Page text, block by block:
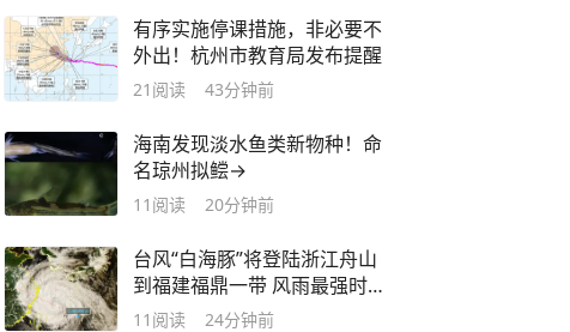
有序实施停课措施，非必要不
外出！杭州市教育局发布提醒
21 阅读 43分钟前
海南发现淡水鱼类新物种！命
名琼州拟鲿→
11 阅读 20分钟前
台风“白海豚”将登陆浙江舟山
到福建福鼎一带 风雨最强时
段将到来
11 阅读 24分钟前